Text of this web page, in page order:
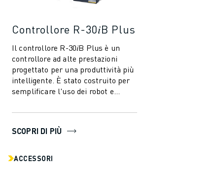
Controllore R-30𝑖B Plus
Il controllore R-30𝑖B Plus è un
controllore ad alte prestazioni
progettato per una produttività più
intelligente. È stato costruito per
semplificare l'uso dei robot e
SCOPRI DI PIÙ
ACCESSORI